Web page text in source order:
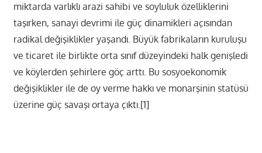
miktarda varlıklı arazi sahibi ve soyluluk özelliklerini
taşırken, sanayi devrimi ile güç dinamikleri açısından
radikal değişiklikler yaşandı. Büyük fabrikaların kuruluşu
ve ticaret ile birlikte orta sınıf düzeyindeki halk genişledi
ve köylerden şehirlere göç arttı. Bu sosyoekonomik
değişiklikler ile de oy verme hakkı ve monarşinin statüsü
üzerine güç savaşı ortaya çıktı.[1]